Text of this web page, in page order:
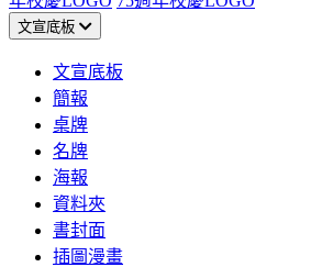
文宣底板
文宣底板
簡報
桌牌
名牌
海報
資料夾
書封面
插圖漫畫